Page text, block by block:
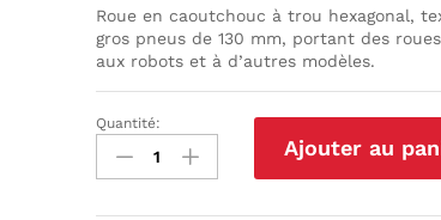
Roue en caoutchouc à trou hexagonal,
gros pneus de 130 mm, portant des
aux robots et à d’autres modèles.
Roue
Cramponnée
130
Quantité:
Ajouter au